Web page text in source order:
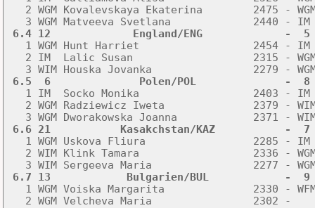
2 WGM Kovalevskaya Ekaterina        2475 -
6.4 12             England/ENG             -
1 WGM Hunt Harriet                  2454 -
2 IM  Lalic Susan                   2315 -
6.5  6              Polen/POL              -
1 IM  Socko Monika                  2403 -
2 WGM Radziewicz Iweta              2379 -
6.6 21           Kasakchstan/KAZ           -
1 WGM Uskova Fliura                 2285 - IM
2 WIM Klink Tamara                  2336 -
6.7 13            Bulgarien/BUL            -
1 WGM Voiska Margarita              2330 -
2 WGM Velcheva Maria                2302 -